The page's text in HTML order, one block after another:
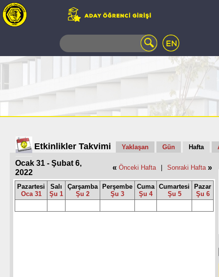
TELEFON
AÇILAN
UZAKTAN
EĞİTİM
KAMPÜSTE
YAŞAM
KÜTÜPHANE
PORTALI
Etkinlikler Takvimi Yaklaşan Gün Hafta
Ocak 31 - Şubat 6,
2022
« Önceki Hafta | Sonraki Hafta »
Pazartesi
Oca 31
Salı
Şu 1
Çarşamba
Şu 2
Perşembe
Şu 3
Cuma
Şu 4
Cumartesi
Şu 5
Pazar
Şu 6